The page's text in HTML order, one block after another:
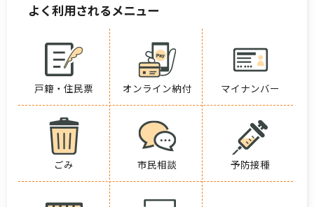
よく利用されるメニュー
戸籍・住民票 オンライン納付 マイナンバー
ごみ 市民相談 予防接種